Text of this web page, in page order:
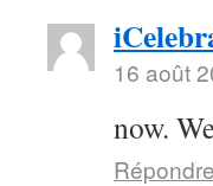
16 août
now.
Répondre